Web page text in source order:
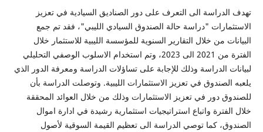
تهدف الدراسة الى التعرف على دور الصناديق السيادية في تعزيز
الاستثمارات "دراسة حالة الصندوق السيادي الليبي"، فقد تم جمع
البيانات من خلال التقارير السنوية للمؤسسة الليبية للاستثمار خلال
الفترة من 2021 الى 2023، وتم استخدام الاسلوب الوصفي التحليلي
لبيانات الدراسة وذلك للإجابة على تساؤلات الدراسة ومعرفة الدور الذي
يلعبه الصندوق في تعزيز الاستثمارات الليبية. وتوصلت الدراسة بأن
للصندوق دور في تعزيز الاستثمارات وذلك من خلال العوائد المحققة
خلال الفترة واتباع استراتيجيات استثمارية رشيدة في ادارة اموال
الصندوق، كما توصي الدراسة الى تعظيم القيمة السوقية لأصول